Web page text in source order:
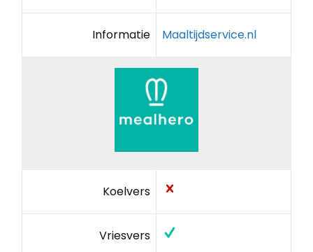
Informatie Maaltijdservice.nl
Koelvers
Vriesvers